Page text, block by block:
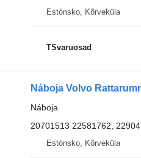
Estónsko, Kõrveküla
TSvaruosad
Náboja Volvo
Náboja
20701513 22581762,
Estónsko, Kõrveküla